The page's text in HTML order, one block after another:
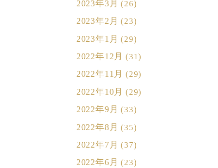
2023年3月 (26)
2023年2月 (23)
2023年1月 (29)
2022年12月 (31)
2022年11月 (29)
2022年10月 (29)
2022年9月 (33)
2022年8月 (35)
2022年7月 (37)
2022年6月 (23)